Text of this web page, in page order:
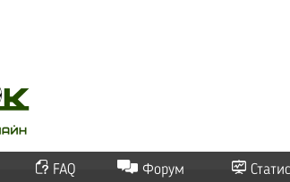
FAQ Форум